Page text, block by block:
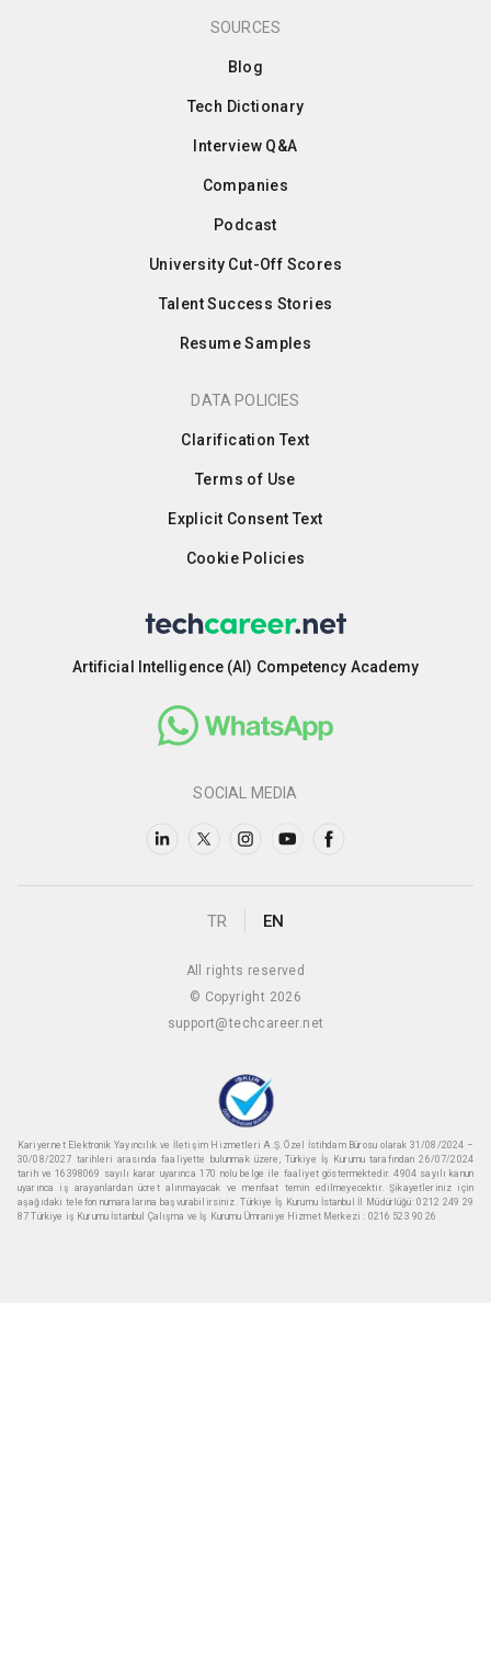
SOURCES
Blog
Tech Dictionary
Interview Q&A
Companies
Podcast
University Cut-Off Scores
Talent Success Stories
Resume Samples
DATA POLICIES
Clarification Text
Terms of Use
Explicit Consent Text
Cookie Policies
Artificial Intelligence (AI) Competency Academy
SOCIAL MEDIA
TR EN
All rights reserved
© Copyright 2026
support@techcareer.net
Kariyer.net Elektronik Yayıncılık ve İletişim Hizmetleri A.Ş. Özel İstihdam Bürosu olarak 31/08/2024 –
30/08/2027 tarihleri arasında faaliyette bulunmak üzere, Türkiye İş Kurumu tarafından 26/07/2024
tarih ve 16398069 sayılı karar uyarınca 170 nolu belge ile faaliyet göstermektedir. 4904 sayılı kanun
uyarınca iş arayanlardan ücret alınmayacak ve menfaat temin edilmeyecektir. Şikayetleriniz için
aşağıdaki telefon numaralarına başvurabilirsiniz. Türkiye İş Kurumu İstanbul İl Müdürlüğü: 0212 249 29
87 Türkiye iş Kurumu İstanbul Çalışma ve İş Kurumu Ümraniye Hizmet Merkezi : 0216 523 90 26